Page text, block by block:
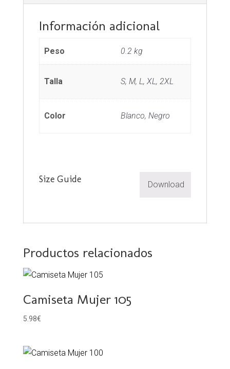
Información adicional
Peso 0.2 kg
Talla S, M, L, XL, 2XL
Color Blanco, Negro
Size Guide Download
Productos relacionados
Camiseta Mujer 105
5.98€